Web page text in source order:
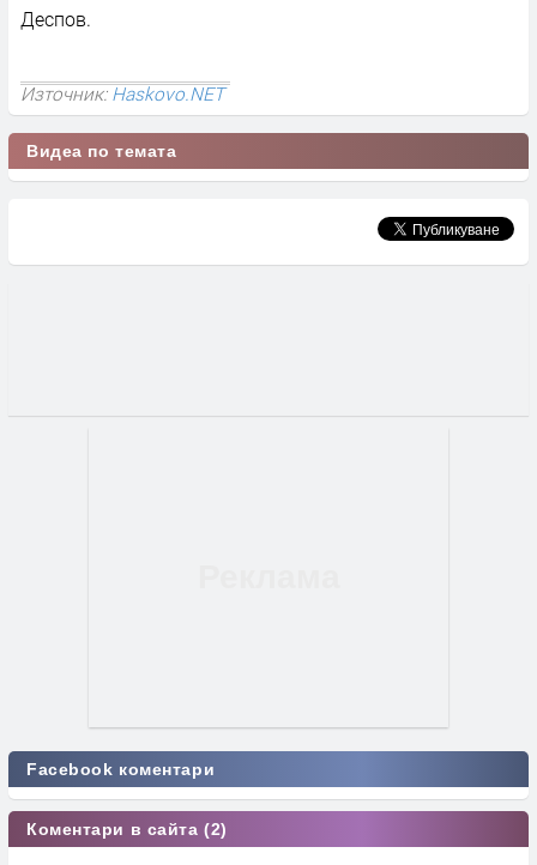
Деспов.
Източник:Haskovo.NET
Видеа по темата
Facebook коментари
Коментари в сайта (2)